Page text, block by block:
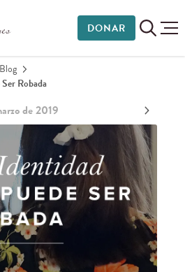
DONAR
Blog
Robada
de 2019